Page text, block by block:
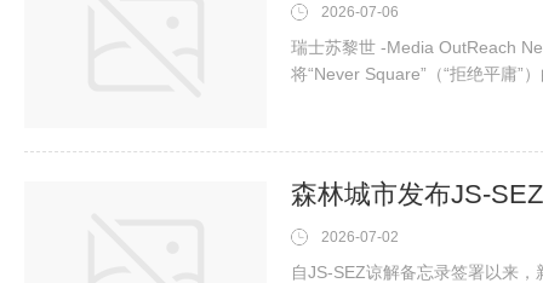
2026-07-06
瑞士苏黎世 -Media OutReach
将“Never Square”（“拒绝平庸”
森林城市发布JS-
2026-07-02
自JS-SEZ谅解备忘录签署以来